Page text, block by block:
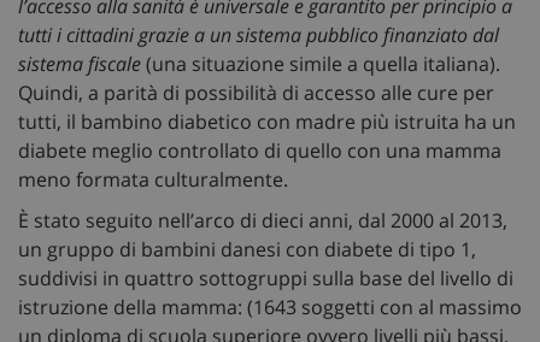
l’accesso alla sanità è universale e garantito per principio a
tutti i cittadini grazie a un sistema pubblico finanziato dal
sistema fiscale(una situazione simile a quella italiana).
Quindi, a parità di possibilità di accesso alle cure per
tutti, il bambino diabetico con madre più istruita ha un
diabete meglio controllato di quello con una mamma
meno formata culturalmente.
È stato seguito nell’arco di dieci anni, dal 2000 al 2013,
un gruppo di bambini danesi con diabete di tipo 1,
suddivisi in quattro sottogruppi sulla base del livello di
istruzione della mamma: (1643 soggetti con al massimo
un diploma di scuola superiore ovvero livelli più bassi,